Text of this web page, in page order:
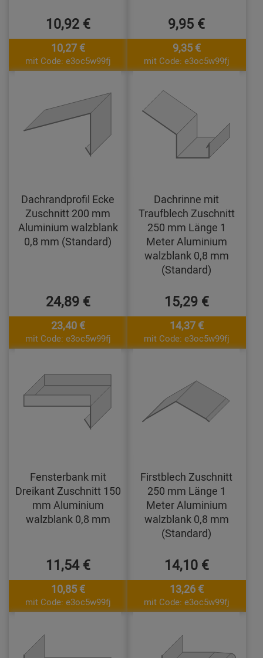
10,92 €
10,27 €
mit Code: e3oc5w99fj
9,95 €
9,35 €
mit Code: e3oc5w99fj
Dachrandprofil Ecke
Zuschnitt 200 mm
Aluminium walzblank
0,8 mm (Standard)
24,89 €
23,40 €
mit Code: e3oc5w99fj
Dachrinne mit
Traufblech Zuschnitt
250 mm Länge 1
Meter Aluminium
walzblank 0,8 mm
(Standard)
15,29 €
14,37 €
mit Code: e3oc5w99fj
Fensterbank mit
Dreikant Zuschnitt 150
mm Aluminium
walzblank 0,8 mm
11,54 €
10,85 €
mit Code: e3oc5w99fj
Firstblech Zuschnitt
250 mm Länge 1
Meter Aluminium
walzblank 0,8 mm
(Standard)
14,10 €
13,26 €
mit Code: e3oc5w99fj